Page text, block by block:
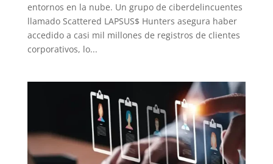
entornos en la nube. Un grupo de ciberdelincuentes
llamado Scattered LAPSUS$ Hunters asegura haber
accedido a casi mil millones de registros de clientes
corporativos, lo...